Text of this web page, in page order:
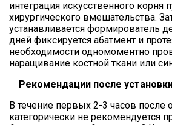
интеграция искусственного корня
хирургического вмешательства.
устанавливается формирователь
дней фиксируется абатмент и
необходимости одномоментно
наращивание костной ткани или
Рекомендации после
В течение первых 2-3 часов после
категорически не рекомендуется